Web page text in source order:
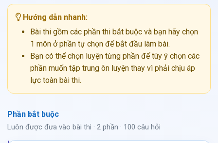
Hướng dẫn nhanh:
Bài thi gồm các phần thi bắt buộc và bạn hãy chọn
1 môn ở phần tự chọn để bắt đầu làm bài.
Bạn có thể chọn luyện từng phần để tùy ý chọn các
phần muốn tập trung ôn luyện thay vì phải chịu áp
lực toàn bài thi.
Phần bắt buộc
Luôn được đưa vào bài thi · 2 phần · 100 câu hỏi